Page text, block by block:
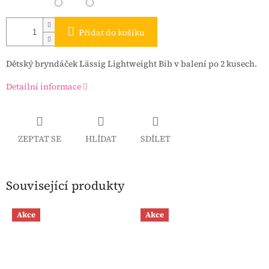
Přidat do košíku
Dětský bryndáček Lässig Lightweight Bib v balení po 2 kusech.
Detailní informace
ZEPTAT SE HLÍDAT SDÍLET
Související produkty
Akce Akce